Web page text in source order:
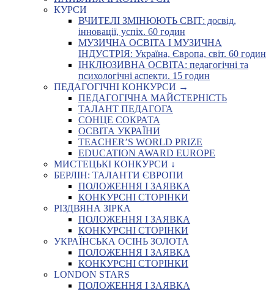
КУРСИ
ВЧИТЕЛІ ЗМІНЮЮТЬ СВІТ: досвід,
інновації, успіх. 60 годин
МУЗИЧНА ОСВІТА І МУЗИЧНА
ІНДУСТРІЯ: Україна, Європа, світ. 60 годин
ІНКЛЮЗИВНА ОСВІТА: педагогічні та
психологічні аспекти. 15 годин
ПЕДАГОГІЧНІ КОНКУРСИ →
ПЕДАГОГІЧНА МАЙСТЕРНІСТЬ
ТАЛАНТ ПЕДАГОГА
СОНЦЕ СОКРАТА
ОСВІТА УКРАЇНИ
TEACHER’S WORLD PRIZE
EDUCATION AWARD EUROPE
МИСТЕЦЬКІ КОНКУРСИ ↓
БЕРЛІН: ТАЛАНТИ ЄВРОПИ
ПОЛОЖЕННЯ І ЗАЯВКА
КОНКУРСНІ СТОРІНКИ
РІЗДВЯНА ЗІРКА
ПОЛОЖЕННЯ І ЗАЯВКА
КОНКУРСНІ СТОРІНКИ
УКРАЇНСЬКА ОСІНЬ ЗОЛОТА
ПОЛОЖЕННЯ І ЗАЯВКА
КОНКУРСНІ СТОРІНКИ
LONDON STARS
ПОЛОЖЕННЯ І ЗАЯВКА